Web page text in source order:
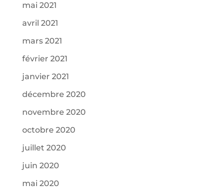
mai 2021
avril 2021
mars 2021
février 2021
janvier 2021
décembre 2020
novembre 2020
octobre 2020
juillet 2020
juin 2020
mai 2020